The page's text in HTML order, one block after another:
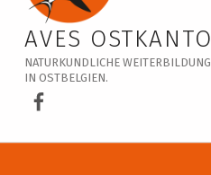
Veranstaltungskalender – AVES Ostkantone VoG
AVES
NATURKUNDLICHE
IN OSTBELGIEN.
AVES Ostkantone